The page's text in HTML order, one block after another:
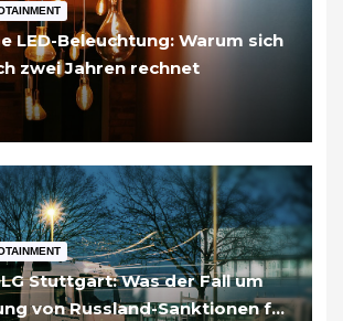
LED-Beleuchtung: Warum sich
zwei Jahren rechnet
Stuttgart: Was der Fall um
von Russland-Sanktionen für